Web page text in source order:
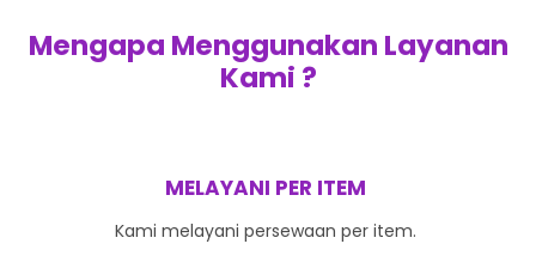
Mengapa Menggunakan Layanan
Kami ?
MELAYANI PER ITEM
Kami melayani persewaan per item.